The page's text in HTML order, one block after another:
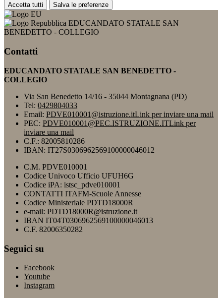
Accetta tutti Salva le preferenze
EDUCANDATO STATALE SAN
BENEDETTO - COLLEGIO
Contatti
EDUCANDATO STATALE SAN BENEDETTO -
COLLEGIO
Via San Benedetto 14/16 - 35044 Montagnana (PD)
Tel: 0429804033
Email: PDVE010001@istruzione.itLink per inviare una mail
PEC: PDVE010001@PEC.ISTRUZIONE.ITLink per
inviare una mail
C.F.: 82005810286
IBAN: IT27S0306962569100000046012
C.M. PDVE010001
Codice Univoco Ufficio UFUH6G
Codice iPA: istsc_pdve010001
CONTATTI ITAFM-Scuole Annesse
Codice Ministeriale PDTD18000R
e-mail: PDTD18000R@istruzione.it
IBAN IT04T0306962569100000046013
C.F. 82006350282
Seguici su
Facebook
Youtube
Instagram